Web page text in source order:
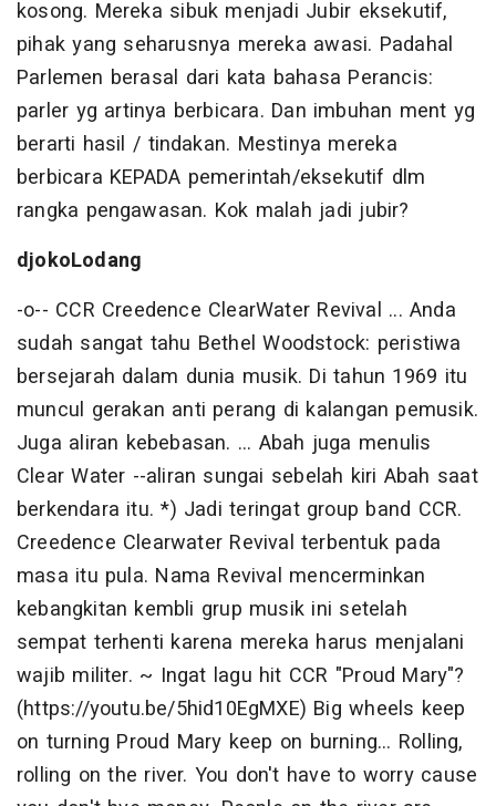
kosong. Mereka sibuk menjadi Jubir eksekutif,
pihak yang seharusnya mereka awasi. Padahal
Parlemen berasal dari kata bahasa Perancis:
parler yg artinya berbicara. Dan imbuhan ment yg
berarti hasil / tindakan. Mestinya mereka
berbicara KEPADA pemerintah/eksekutif dlm
rangka pengawasan. Kok malah jadi jubir?
djokoLodang
-o-- CCR Creedence ClearWater Revival ... Anda
sudah sangat tahu Bethel Woodstock: peristiwa
bersejarah dalam dunia musik. Di tahun 1969 itu
muncul gerakan anti perang di kalangan pemusik.
Juga aliran kebebasan. ... Abah juga menulis
Clear Water --aliran sungai sebelah kiri Abah saat
berkendara itu. *) Jadi teringat group band CCR.
Creedence Clearwater Revival terbentuk pada
masa itu pula. Nama Revival mencerminkan
kebangkitan kembli grup musik ini setelah
sempat terhenti karena mereka harus menjalani
wajib militer. ~ Ingat lagu hit CCR "Proud Mary"?
(https://youtu.be/5hid10EgMXE) Big wheels keep
on turning Proud Mary keep on burning... Rolling,
rolling on the river. You don't have to worry cause